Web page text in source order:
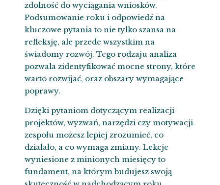
zdolność do wyciągania wniosków.
Podsumowanie roku i odpowiedź na
kluczowe pytania to nie tylko szansa na
refleksję, ale przede wszystkim na
świadomy rozwój. Tego rodzaju analiza
pozwala zidentyfikować mocne strony, które
warto rozwijać, oraz obszary wymagające
poprawy.
Dzięki pytaniom dotyczącym realizacji
projektów, wyzwań, narzędzi czy motywacji
zespołu możesz lepiej zrozumieć, co
działało, a co wymaga zmiany. Lekcje
wyniesione z minionych miesięcy to
fundament, na którym budujesz swoją